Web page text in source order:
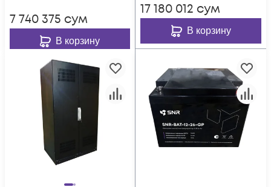
7 740 375 сум
В корзину
17 180 012 сум
В корзину